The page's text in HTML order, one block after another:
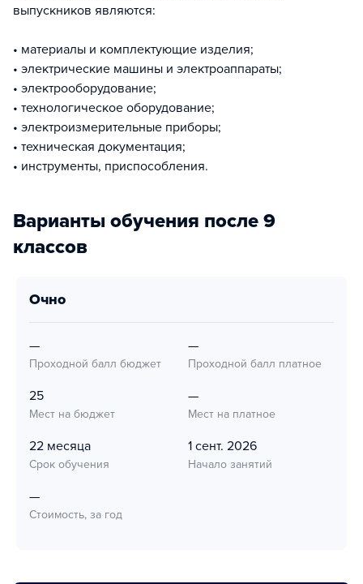
выпускников являются:
• материалы и комплектующие изделия;
• электрические машины и электроаппараты;
• электрооборудование;
• технологическое оборудование;
• электроизмерительные приборы;
• техническая документация;
• инструменты, приспособления.
Варианты обучения после 9
классов
очно
—
Проходной балл бюджет
—
Проходной балл платное
25
Мест на бюджет
—
Мест на платное
22 месяца
Срок обучения
1 сент. 2026
Начало занятий
—
Стоимость, за год